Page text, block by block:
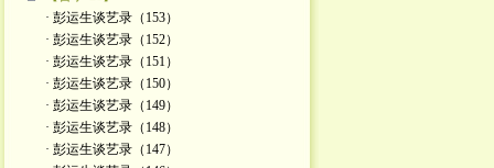
· 彭运生谈艺录（153）
· 彭运生谈艺录（152）
· 彭运生谈艺录（151）
· 彭运生谈艺录（150）
· 彭运生谈艺录（149）
· 彭运生谈艺录（148）
· 彭运生谈艺录（147）